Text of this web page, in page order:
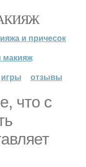
и причесок
макияж
игры отзывы
что с